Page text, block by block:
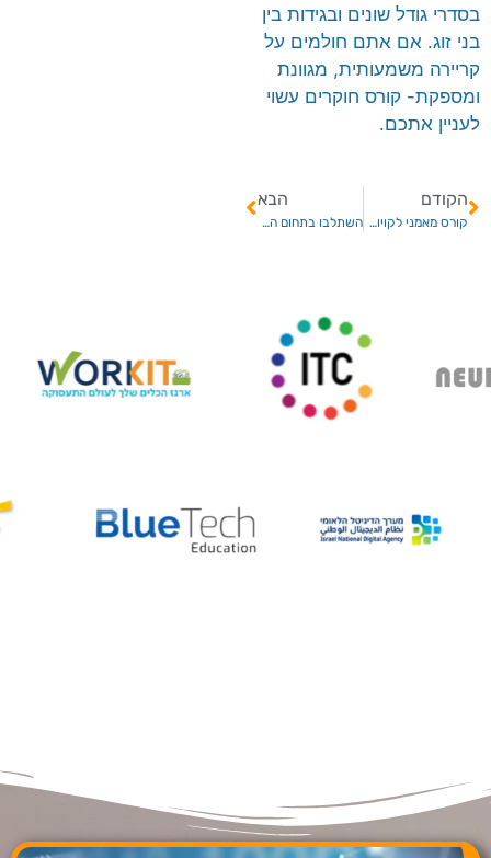
בסדרי גודל שונים ובגידות בין
בני זוג. אם אתם חולמים על
קריירה משמעותית, מגוונת
ומספקת- קורס חוקרים עשוי
לעניין אתכם.
הקודם
קורס מאמני לקויות למידה- מקצוע עם סיפוק
הבא
השתלבו בתחום הנדל"ן – עשו קורס שמאות מקרקעין